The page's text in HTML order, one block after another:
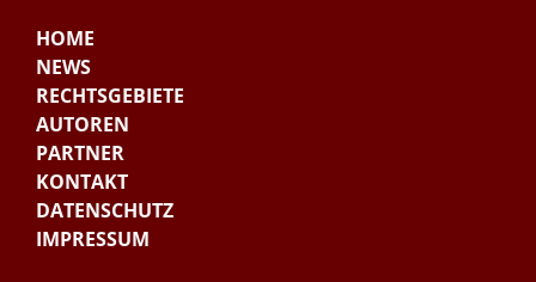
HOME
NEWS
RECHTSGEBIETE
AUTOREN
PARTNER
KONTAKT
DATENSCHUTZ
IMPRESSUM